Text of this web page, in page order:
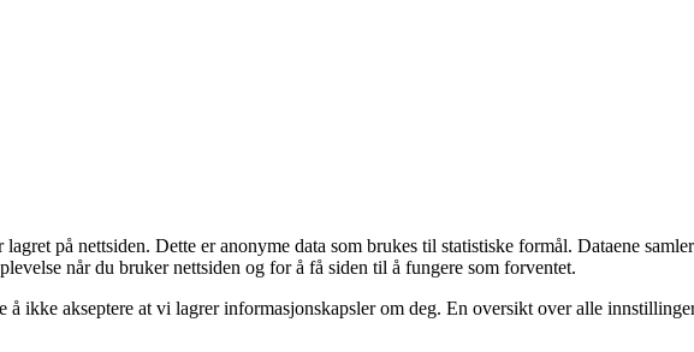
på nettsiden. Dette er anonyme data som brukes til statistiske formål. Dataene
når du bruker nettsiden og for å få siden til å fungere som forventet.
ikke akseptere at vi lagrer informasjonskapsler om deg. En oversikt over alle